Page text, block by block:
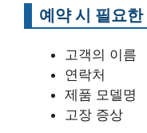
예약 시 필요
고객의 이름
연락처
제품 모델명
고장 증상